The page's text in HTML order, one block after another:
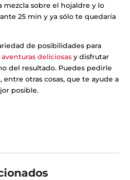
mezcla sobre el hojaldre y lo
25 min y ya sólo te quedaría
de posibilidades para
aventuras deliciosas y disfrutar
del resultado. Puedes pedirle
, entre otras cosas, que te ayude a
posible.